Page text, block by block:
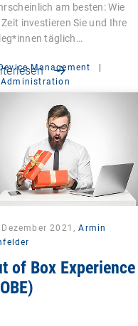
am besten: Wie
Zeit investieren Sie und Ihre
täglich…
Management
|
Administration
Dezember 2021,Armin
of Box Experience